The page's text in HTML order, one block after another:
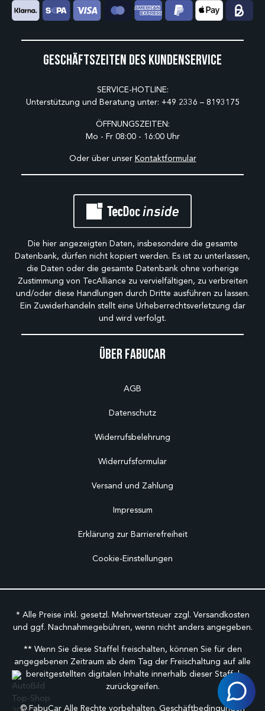
Über Fabucar
AGB
Datenschutz
Widerrufsbelehrung
Widerrufsformular
Versand und Zahlung
Impressum
Erklärung zur Barrierefreiheit
Cookie-Einstellungen
Geschäftszeiten des Kundenservice
SERVICE-HOTLINE:
Unterstützung und Beratung unter: +49 2336 – 8193175
ÖFFNUNGSZEITEN:
Mo - Fr 08:00 - 16:00 Uhr
Oder über unser Kontaktformular
Die hier angezeigten Daten, insbesondere die gesamte
Datenbank, dürfen nicht kopiert werden. Es ist zu unterlassen,
die Daten oder die gesamte Datenbank ohne vorherige
Zustimmung von TecAlliance zu vervielfältigen, zu verbreiten
und/oder diese Handlungen durch Dritte ausführen zu lassen.
Ein Zuwiderhandeln stellt eine Urheberrechtsverletzung dar
und wird verfolgt.
* Alle Preise inkl. gesetzl. Mehrwertsteuer zzgl. Versandkosten
und ggf. Nachnahmegebühren, wenn nicht anders angegeben.
** Wenn Sie diese Staffel freischalten, können Sie für den
angegebenen Zeitraum ab dem Tag der Freischaltung auf alle
bereitgestellten digitalen Inhalte innerhalb dieser Staffel
zurückgreifen.
©FabuCar Alle Rechte vorbehalten. Geschäftbedingungen